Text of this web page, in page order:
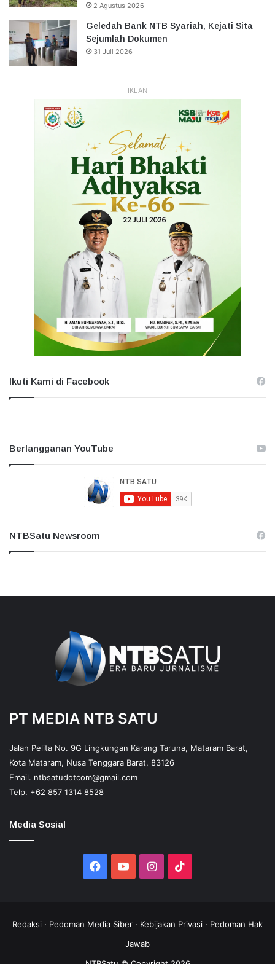
2 Agustus 2026
Geledah Bank NTB Syariah, Kejati Sita
Sejumlah Dokumen
31 Juli 2026
IKLAN
Ikuti Kami di Facebook
Berlangganan YouTube
NTBSatu Newsroom
PT MEDIA NTB SATU
Jalan Pelita No. 9G Lingkungan Karang Taruna, Mataram Barat,
Kota Mataram, Nusa Tenggara Barat, 83126
Email. ntbsatudotcom@gmail.com
Telp. +62 857 1314 8528
Media Sosial
Facebook
YouTubeInstagram
Redaksi · Pedoman Media Siber · Kebijakan Privasi · Pedoman Hak
Jawab